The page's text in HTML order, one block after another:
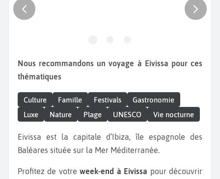
Nous recommandons un voyage à Eivissa pour ces
thématiques
Culture Famille Festivals
Gastronomie
Luxe
Nature Plage UNESCO Vie nocturne
Eivissa est la capitale d’Ibiza, île espagnole des
Baléares située sur la Mer Méditerranée.
Profitez de votreweek-end à Eivissa pour découvrir